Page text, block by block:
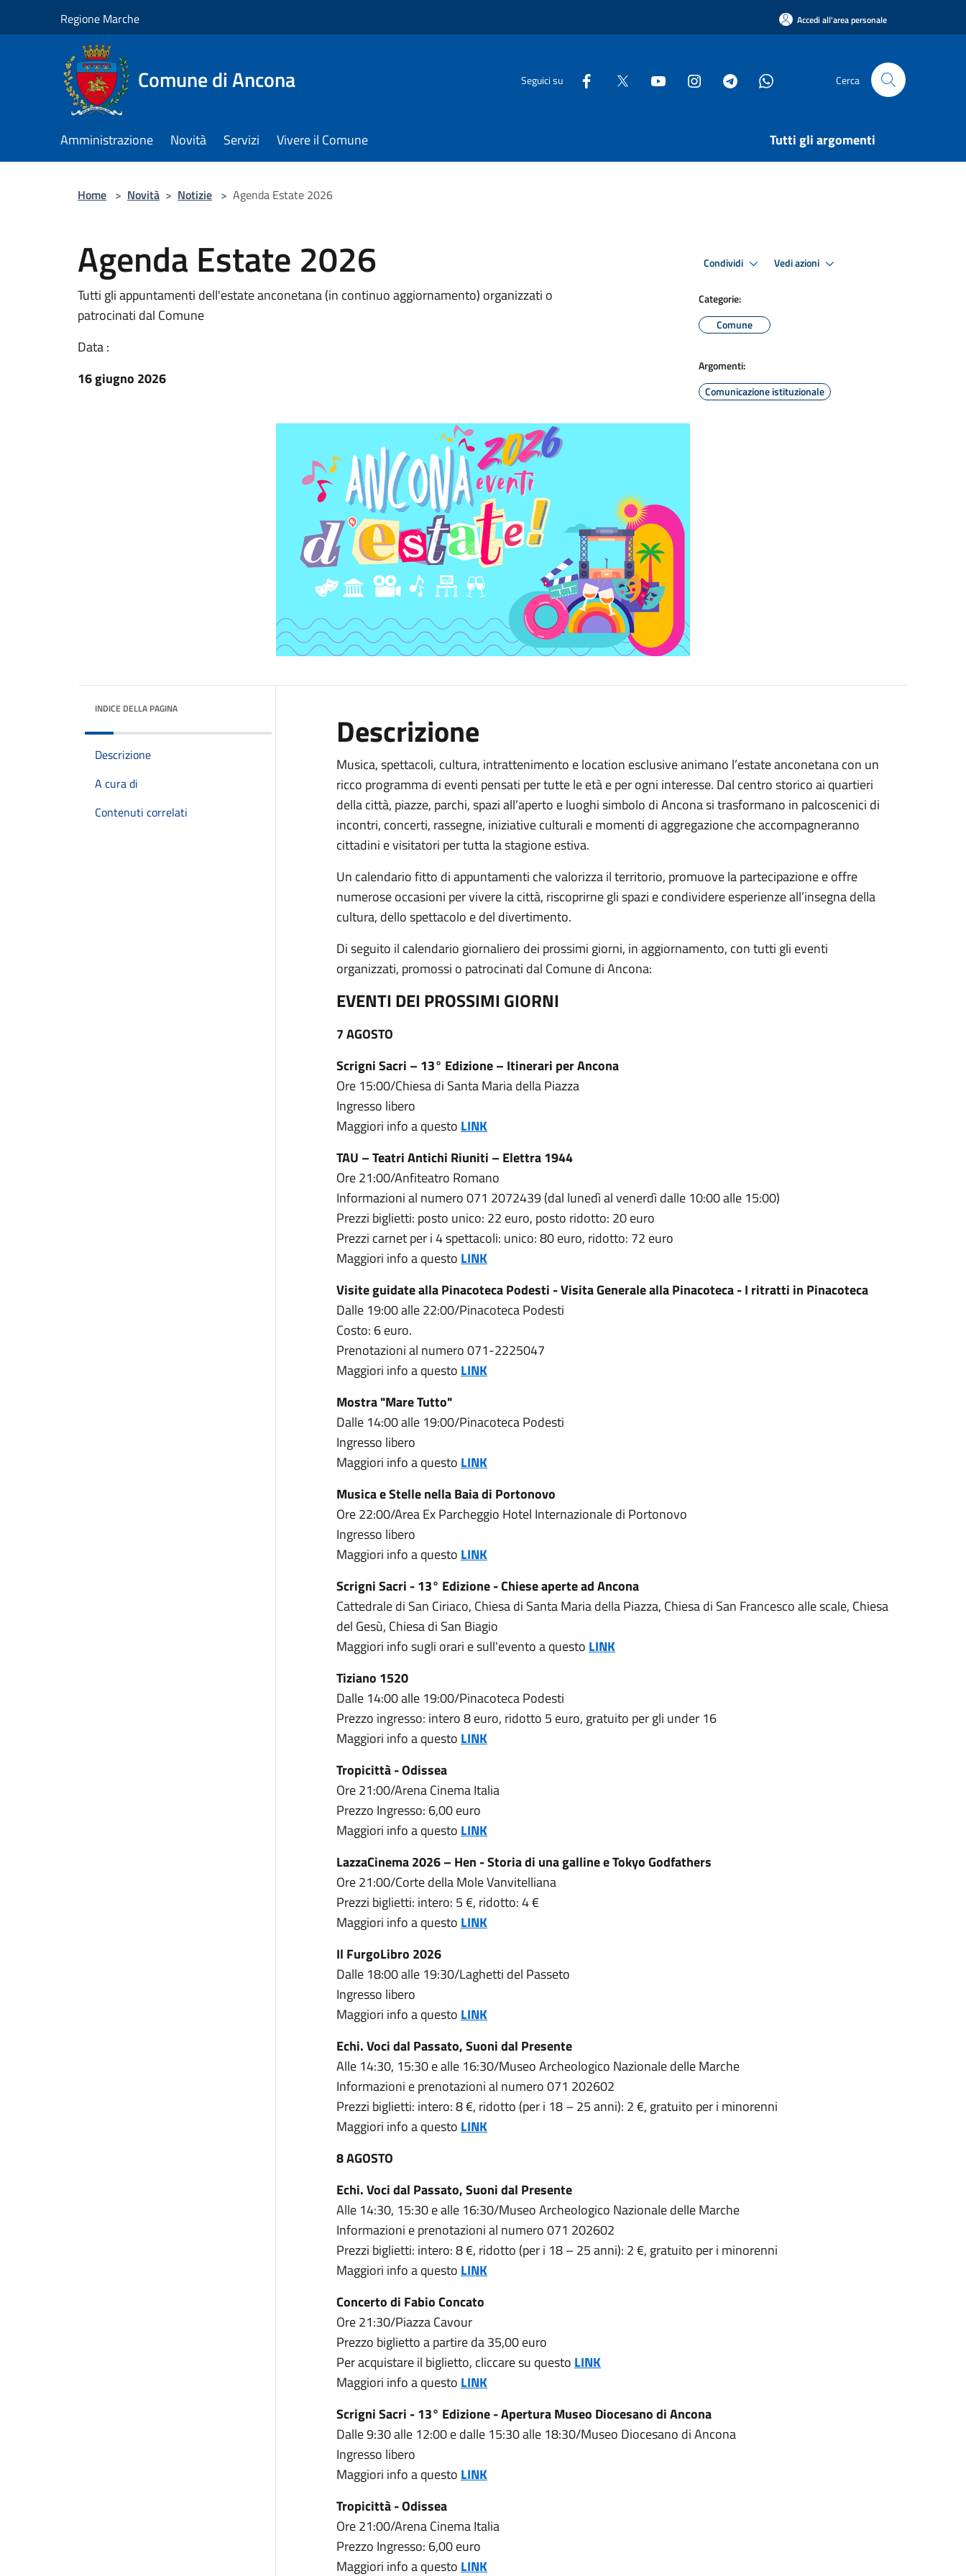
Regione Marche Accedi all'area personale
Comune di Ancona Seguici su Cerca
Amministrazione Novità Servizi Vivere il Comune Tutti gli argomenti
Home > Novità > Notizie > Agenda Estate 2026
Agenda Estate 2026
Tutti gli appuntamenti dell'estate anconetana (in continuo aggiornamento) organizzati o
patrocinati dal Comune
Data :
16 giugno 2026
Condividi Vedi azioni
Categorie:
Comune
Argomenti:
Comunicazione istituzionale
INDICE DELLA PAGINA
Descrizione
A cura di
Contenuti correlati
Descrizione
Musica, spettacoli, cultura, intrattenimento e location esclusive animano l’estate anconetana con un
ricco programma di eventi pensati per tutte le età e per ogni interesse. Dal centro storico ai quartieri
della città, piazze, parchi, spazi all’aperto e luoghi simbolo di Ancona si trasformano in palcoscenici di
incontri, concerti, rassegne, iniziative culturali e momenti di aggregazione che accompagneranno
cittadini e visitatori per tutta la stagione estiva.
Un calendario fitto di appuntamenti che valorizza il territorio, promuove la partecipazione e offre
numerose occasioni per vivere la città, riscoprirne gli spazi e condividere esperienze all’insegna della
cultura, dello spettacolo e del divertimento.
Di seguito il calendario giornaliero dei prossimi giorni, in aggiornamento, con tutti gli eventi
organizzati, promossi o patrocinati dal Comune di Ancona:
EVENTI DEI PROSSIMI GIORNI
7 AGOSTO
Scrigni Sacri – 13° Edizione – Itinerari per Ancona
Ore 15:00/Chiesa di Santa Maria della Piazza
Ingresso libero
Maggiori info a questo LINK
TAU – Teatri Antichi Riuniti – Elettra 1944
Ore 21:00/Anfiteatro Romano
Informazioni al numero 071 2072439 (dal lunedì al venerdì dalle 10:00 alle 15:00)
Prezzi biglietti: posto unico: 22 euro, posto ridotto: 20 euro
Prezzi carnet per i 4 spettacoli: unico: 80 euro, ridotto: 72 euro
Maggiori info a questo LINK
Visite guidate alla Pinacoteca Podesti - Visita Generale alla Pinacoteca - I ritratti in Pinacoteca
Dalle 19:00 alle 22:00/Pinacoteca Podesti
Costo: 6 euro.
Prenotazioni al numero 071-2225047
Maggiori info a questo LINK
Mostra "Mare Tutto"
Dalle 14:00 alle 19:00/Pinacoteca Podesti
Ingresso libero
Maggiori info a questo LINK
Musica e Stelle nella Baia di Portonovo
Ore 22:00/Area Ex Parcheggio Hotel Internazionale di Portonovo
Ingresso libero
Maggiori info a questo LINK
Scrigni Sacri - 13° Edizione - Chiese aperte ad Ancona
Cattedrale di San Ciriaco, Chiesa di Santa Maria della Piazza, Chiesa di San Francesco alle scale, Chiesa
del Gesù, Chiesa di San Biagio
Maggiori info sugli orari e sull'evento a questo LINK
Tiziano 1520
Dalle 14:00 alle 19:00/Pinacoteca Podesti
Prezzo ingresso: intero 8 euro, ridotto 5 euro, gratuito per gli under 16
Maggiori info a questo LINK
Tropicittà - Odissea
Ore 21:00/Arena Cinema Italia
Prezzo Ingresso: 6,00 euro
Maggiori info a questo LINK
LazzaCinema 2026 – Hen - Storia di una galline e Tokyo Godfathers
Ore 21:00/Corte della Mole Vanvitelliana
Prezzi biglietti: intero: 5 €, ridotto: 4 €
Maggiori info a questo LINK
Il FurgoLibro 2026
Dalle 18:00 alle 19:30/Laghetti del Passeto
Ingresso libero
Maggiori info a questo LINK
Echi. Voci dal Passato, Suoni dal Presente
Alle 14:30, 15:30 e alle 16:30/Museo Archeologico Nazionale delle Marche
Informazioni e prenotazioni al numero 071 202602
Prezzi biglietti: intero: 8 €, ridotto (per i 18 – 25 anni): 2 €, gratuito per i minorenni
Maggiori info a questo LINK
8 AGOSTO
Echi. Voci dal Passato, Suoni dal Presente
Alle 14:30, 15:30 e alle 16:30/Museo Archeologico Nazionale delle Marche
Informazioni e prenotazioni al numero 071 202602
Prezzi biglietti: intero: 8 €, ridotto (per i 18 – 25 anni): 2 €, gratuito per i minorenni
Maggiori info a questo LINK
Concerto di Fabio Concato
Ore 21:30/Piazza Cavour
Prezzo biglietto a partire da 35,00 euro
Per acquistare il biglietto, cliccare su questo LINK
Maggiori info a questo LINK
Scrigni Sacri - 13° Edizione - Apertura Museo Diocesano di Ancona
Dalle 9:30 alle 12:00 e dalle 15:30 alle 18:30/Museo Diocesano di Ancona
Ingresso libero
Maggiori info a questo LINK
Tropicittà - Odissea
Ore 21:00/Arena Cinema Italia
Prezzo Ingresso: 6,00 euro
Maggiori info a questo LINK